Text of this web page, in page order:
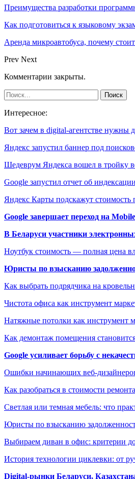
Преимущества разработки
Как подготовиться к языковому
Аренда микроавтобуса, почему
Prev Next
Комментарии закрыты.
Интересное:
Вот зачем в digital-агентстве нужны
Яндекс запустил баннер под
Шедеврум Яндекса вошел в тройку
Google запустил отчет об
Яндекс Карты подскажут стоимость
Google завершает переход на
В Беларуси участники
Ноутбук стоимость — полная цена
Юристы по взысканию
Как выбрать подрядчика на
Чистота офиса как инструмент
Натяжные потолки как инструмент
Как демонтаж помещения
Google усиливает борьбу с
Ошибки начинающих веб-
Как разобраться в стоимости
Светлая или темная мебель: что
Юристы по взысканию
Выбираем диван в офис: критерии
История технологии циклевки: от
Digital-рынки Беларуси,